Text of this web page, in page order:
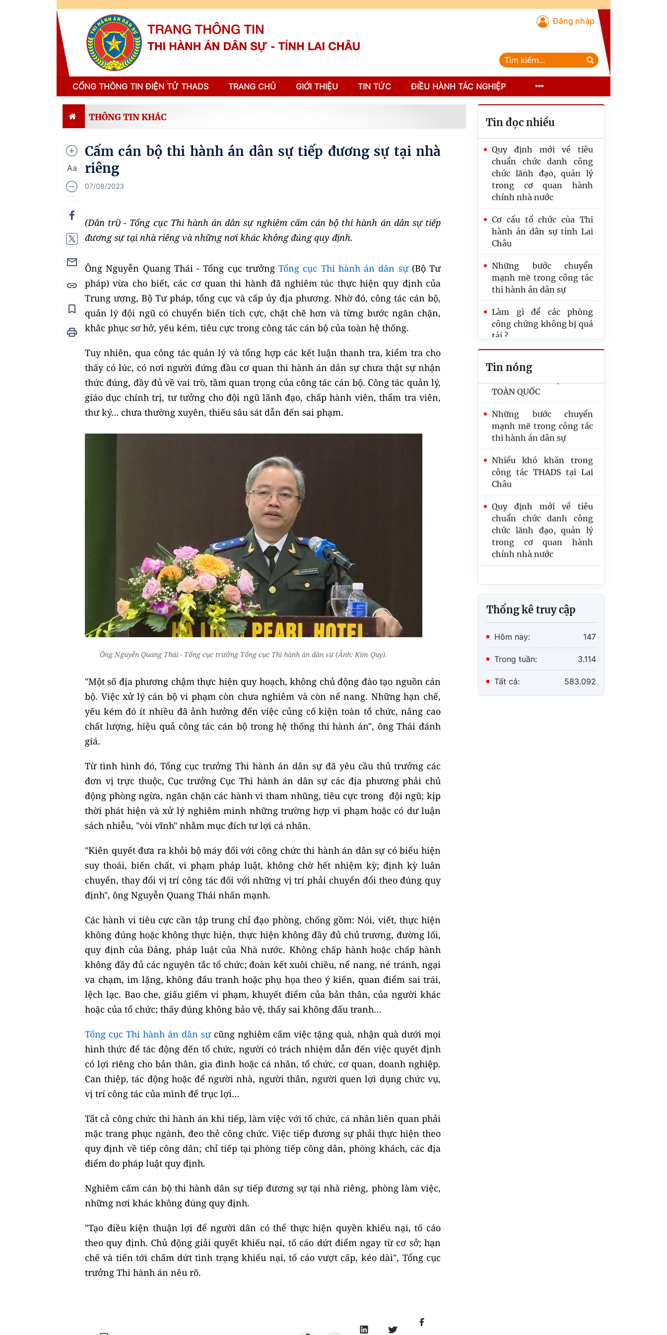
Đăng nhập
CỔNG THÔNG TIN ĐIỆN TỬ THADS TRANG CHỦ GIỚI THIỆU TIN TỨC ĐIỀU HÀNH TÁC NGHIỆP
THÔNG TIN KHÁC
Aa
Cấm cán bộ thi hành án dân sự tiếp đương sự tại nhà
riêng
07/08/2023
(Dân trí) - Tổng cục Thi hành án dân sự nghiêm cấm cán bộ thi hành án dân sự tiếp
đương sự tại nhà riêng và những nơi khác không đúng quy định.
Ông Nguyễn Quang Thái - Tổng cục trưởng Tổng cục Thi hành án dân sự(Bộ Tư
pháp) vừa cho biết, các cơ quan thi hành đã nghiêm túc thực hiện quy định của
Trung ương, Bộ Tư pháp, tổng cục và cấp ủy địa phương. Nhờ đó, công tác cán bộ,
quản lý đội ngũ có chuyển biến tích cực, chặt chẽ hơn và từng bước ngăn chặn,
khắc phục sơ hở, yếu kém, tiêu cực trong công tác cán bộ của toàn hệ thống.
Tuy nhiên, qua công tác quản lý và tổng hợp các kết luận thanh tra, kiểm tra cho
thấy có lúc, có nơi người đứng đầu cơ quan thi hành án dân sự chưa thật sự nhận
thức đúng, đầy đủ về vai trò, tầm quan trọng của công tác cán bộ. Công tác quản lý,
giáo dục chính trị, tư tưởng cho đội ngũ lãnh đạo, chấp hành viên, thẩm tra viên,
thư ký… chưa thường xuyên, thiếu sâu sát dẫn đến sai phạm.
Ông Nguyễn Quang Thái - Tổng cục trưởng Tổng cục Thi hành án dân sự (Ảnh: Kim Quy).
"Một số địa phương chậm thực hiện quy hoạch, không chủ động đào tạo nguồn cán
bộ. Việc xử lý cán bộ vi phạm còn chưa nghiêm và còn nể nang. Những hạn chế,
yếu kém đó ít nhiều đã ảnh hưởng đến việc củng cố kiện toàn tổ chức, nâng cao
chất lượng, hiệu quả công tác cán bộ trong hệ thống thi hành án", ông Thái đánh
giá.
Từ tình hình đó, Tổng cục trưởng Thi hành án dân sự đã yêu cầu thủ trưởng các
đơn vị trực thuộc, Cục trưởng Cục Thi hành án dân sự các địa phương phải chủ
động phòng ngừa, ngăn chặn các hành vi tham nhũng, tiêu cực trong đội ngũ; kịp
thời phát hiện và xử lý nghiêm minh những trường hợp vi phạm hoặc có dư luận
sách nhiễu, "vòi vĩnh" nhằm mục đích tư lợi cá nhân.
"Kiên quyết đưa ra khỏi bộ máy đối với công chức thi hành án dân sự có biểu hiện
suy thoái, biến chất, vi phạm pháp luật, không chờ hết nhiệm kỳ; định kỳ luân
chuyển, thay đổi vị trí công tác đối với những vị trí phải chuyển đổi theo đúng quy
định", ông Nguyễn Quang Thái nhấn mạnh.
Các hành vi tiêu cực cần tập trung chỉ đạo phòng, chống gồm: Nói, viết, thực hiện
không đúng hoặc không thực hiện, thực hiện không đầy đủ chủ trương, đường lối,
quy định của Đảng, pháp luật của Nhà nước. Không chấp hành hoặc chấp hành
không đầy đủ các nguyên tắc tổ chức; đoàn kết xuôi chiều, nể nang, né tránh, ngại
va chạm, im lặng, không đấu tranh hoặc phụ họa theo ý kiến, quan điểm sai trái,
lệch lạc. Bao che, giấu giếm vi phạm, khuyết điểm của bản thân, của người khác
hoặc của tổ chức; thấy đúng không bảo vệ, thấy sai không đấu tranh…
Tổng cục Thi hành án dân sựcũng nghiêm cấm việc tặng quà, nhận quà dưới mọi
hình thức để tác động đến tổ chức, người có trách nhiệm dẫn đến việc quyết định
có lợi riêng cho bản thân, gia đình hoặc cá nhân, tổ chức, cơ quan, doanh nghiệp.
Can thiệp, tác động hoặc để người nhà, người thân, người quen lợi dụng chức vụ,
vị trí công tác của mình để trục lợi…
Tất cả công chức thi hành án khi tiếp, làm việc với tổ chức, cá nhân liên quan phải
mặc trang phục ngành, đeo thẻ công chức. Việc tiếp đương sự phải thực hiện theo
quy định về tiếp công dân; chỉ tiếp tại phòng tiếp công dân, phòng khách, các địa
điểm do pháp luật quy định.
Nghiêm cấm cán bộ thi hành dân sự tiếp đương sự tại nhà riêng, phòng làm việc,
những nơi khác không đúng quy định.
"Tạo điều kiện thuận lợi để người dân có thể thực hiện quyền khiếu nại, tố cáo
theo quy định. Chủ động giải quyết khiếu nại, tố cáo dứt điểm ngay từ cơ sở; hạn
chế và tiến tới chấm dứt tình trạng khiếu nại, tố cáo vượt cấp, kéo dài", Tổng cục
trưởng Thi hành án nêu rõ.
Tin đọc nhiều
Quy định mới về tiêu
chuẩn chức danh công
chức lãnh đạo, quản lý
trong cơ quan hành
chính nhà nước
Cơ cấu tổ chức của Thi
hành án dân sự tỉnh Lai
Châu
Những bước chuyển
mạnh mẽ trong công tác
thi hành án dân sự
Làm gì để các phòng
công chứng không bị quá
tải ?
Thi hành án dân sự tỉnh
Lai Châu
Công bố 4 Luật về lĩnh
vực công nghệ thông tin,
tiêu chuẩn và quy chuẩn
kỹ thuật, bảo hiểm xã hội
và hàng không dân dụng
Tin nóng
THI HÀNH ÁN DÂN SỰ
TỈNH LAI CHÂU XUẤT
SẮC GIÀNH GIẢI NHẤT
CHUNG KẾT HỘI THAO
TOÀN QUỐC
Những bước chuyển
mạnh mẽ trong công tác
thi hành án dân sự
Nhiều khó khăn trong
công tác THADS tại Lai
Châu
Quy định mới về tiêu
chuẩn chức danh công
chức lãnh đạo, quản lý
trong cơ quan hành
chính nhà nước
Thống kê truy cập
Hôm nay: 147
Trong tuần: 3.114
Tất cả: 583.092